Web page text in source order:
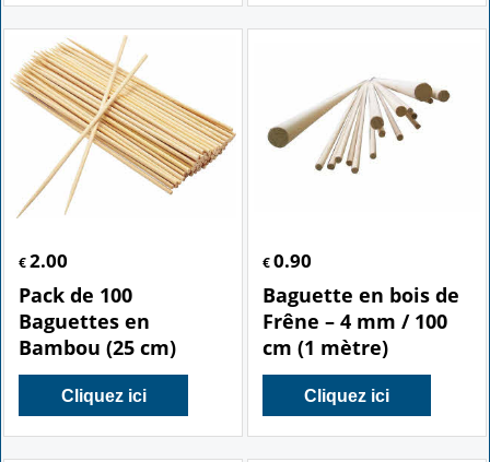
€ 2.00
Pack de 100
Baguettes en
Bambou (25 cm)
Cliquez ici
€0.90
Baguette en bois de
Frêne – 4 mm / 100
cm (1 mètre)
Cliquez ici